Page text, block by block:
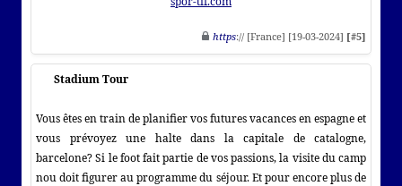
https:// [France] [19-03-2024] [#5]
Stadium Tour
Vous êtes en train de planifier vos futures vacances en espagne et
vous prévoyez une halte dans la capitale de catalogne,
barcelone? Si le foot fait partie de vos passions, la visite du camp
nou doit figurer au programme du séjour. Et pour encore plus de